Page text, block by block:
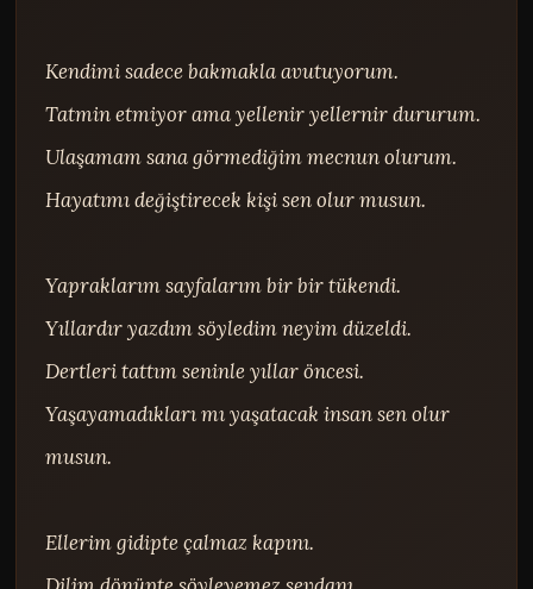
Kendimi sadece bakmakla avutuyorum.
Tatmin etmiyor ama yellenir yellernir dururum.
Ulaşamam sana görmediğim mecnun olurum.
Hayatımı değiştirecek kişi sen olur musun.
Yapraklarım sayfalarım bir bir tükendi.
Yıllardır yazdım söyledim neyim düzeldi.
Dertleri tattım seninle yıllar öncesi.
Yaşayamadıkları mı yaşatacak insan sen olur
musun.
Ellerim gidipte çalmaz kapını.